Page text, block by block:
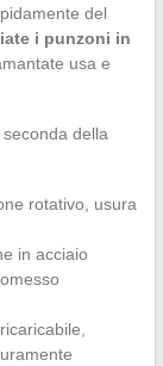
del
i punzoni in
usa e
della
rotativo, usura
in acciaio